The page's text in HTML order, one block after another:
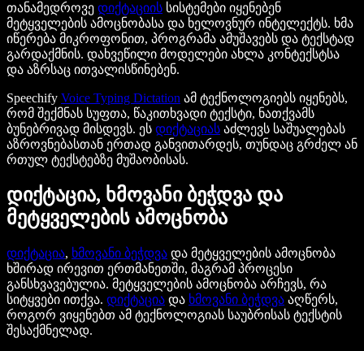
თანამედროვე დიქტაციის სისტემები იყენებენ
მეტყველების ამოცნობასა და ხელოვნურ ინტელექტს. ხმა
იწერება მიკროფონით, პროგრამა ამუშავებს და ტექსტად
გარდაქმნის. დახვეწილი მოდელები ახლა კონტექსტსა
და აზრსაც ითვალისწინებენ.
Speechify Voice Typing Dictation ამ ტექნოლოგიებს იყენებს,
რომ შექმნას სუფთა, წაკითხვადი ტექსტი, ნათქვამს
ბუნებრივად მისდევს. ეს დიქტაციას აძლევს საშუალებას
აზროვნებასთან ერთად განვითარდეს, თუნდაც გრძელ ან
რთულ ტექსტებზე მუშაობისას.
დიქტაცია, ხმოვანი ბეჭდვა და
მეტყველების ამოცნობა
დიქტაცია, ხმოვანი ბეჭდვა და მეტყველების ამოცნობა
ხშირად ირევით ერთმანეთში, მაგრამ პროცესი
განსხვავებულია. მეტყველების ამოცნობა არჩევს, რა
სიტყვები ითქვა. დიქტაცია და ხმოვანი ბეჭდვა აღწერს,
როგორ ვიყენებთ ამ ტექნოლოგიას საუბრისას ტექსტის
შესაქმნელად.